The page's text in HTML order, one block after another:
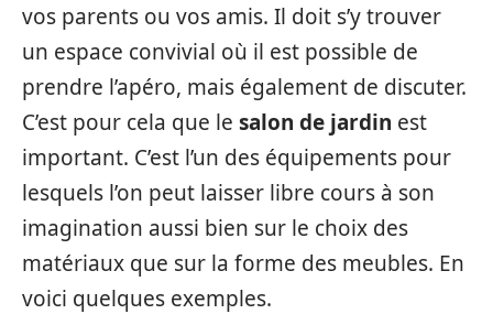
vos parents ou vos amis. Il doit s’y trouver
un espace convivial où il est possible de
prendre l’apéro, mais également de discuter.
C’est pour cela que le salon de jardin est
important. C’est l’un des équipements pour
lesquels l’on peut laisser libre cours à son
imagination aussi bien sur le choix des
matériaux que sur la forme des meubles. En
voici quelques exemples.